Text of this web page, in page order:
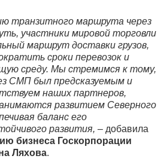
транзитного маршрута через
участники мировой торговли
маршрут доставки грузов,
сроки перевозок и
среду. Мы стремимся к тому,
СМП был предсказуемым и
наших партнеров,
развитием Северного
баланс его
развития, – добавила
бизнеса Госкорпорации
Ляхова.